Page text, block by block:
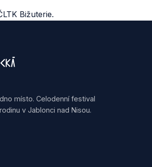
Bižuterie.
místo. Celodenní festival
v Jablonci nad Nisou.